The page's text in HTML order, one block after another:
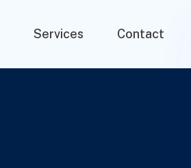
Services Contact